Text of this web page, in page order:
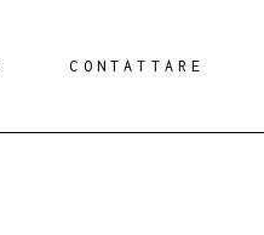
CONTATTARE